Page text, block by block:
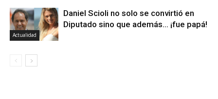
Actualidad
Daniel Scioli no solo se convirtió en
Diputado sino que además… ¡fue papá!